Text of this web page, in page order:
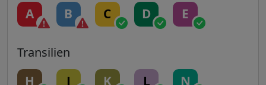
A B C D E
Transilien
H J K L N